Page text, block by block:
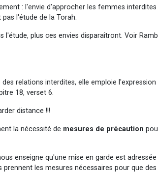
: l'envie d'approcher les femmes
l'étude de la Torah.
l'étude, plus ces envies disparaîtront. Voir
relations interdites, elle emploie l'expression
18, verset 6.
distance !!!
la nécessité de mesures de précaution
enseigne qu'une mise en garde est
prennent les mesures nécessaires pour que